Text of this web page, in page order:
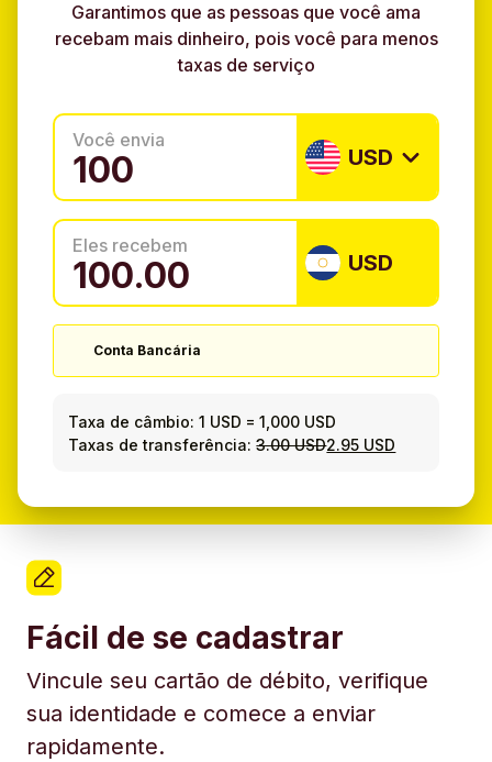
Garantimos que as pessoas que você ama
recebam mais dinheiro, pois você para menos
taxas de serviço
Você envia
USD
Eles recebem
USD
Conta Bancária
Taxa de câmbio: 1 USD =1,000 USD
Taxas de transferência:3.00 USD2.95 USD
Fácil de se cadastrar
Vincule seu cartão de débito, verifique
sua identidade e comece a enviar
rapidamente.